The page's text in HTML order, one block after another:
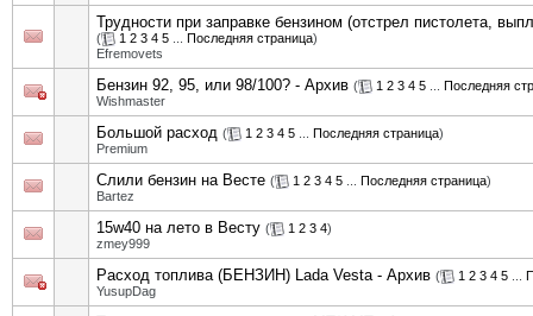
Трудности при заправке бензином (отстрел пистолета,
( 1 2 3 4 5 Последняя страница)
Efremovets
Бензин 92, 95, или 98/100? - Архив ( 1 2 3 4 5
Последняя
Wishmaster
Большой расход ( 1 2 3 4 5 Последняя страница)
Premium
Слили бензин на Весте ( 1 2 3 4 5 Последняя страница)
Bartez
15w40 на лето в Весту ( 1 2 3 4)
zmey999
Расход топлива (БЕНЗИН) Lada Vesta - Архив ( 1 2 3 4 5
YusupDag